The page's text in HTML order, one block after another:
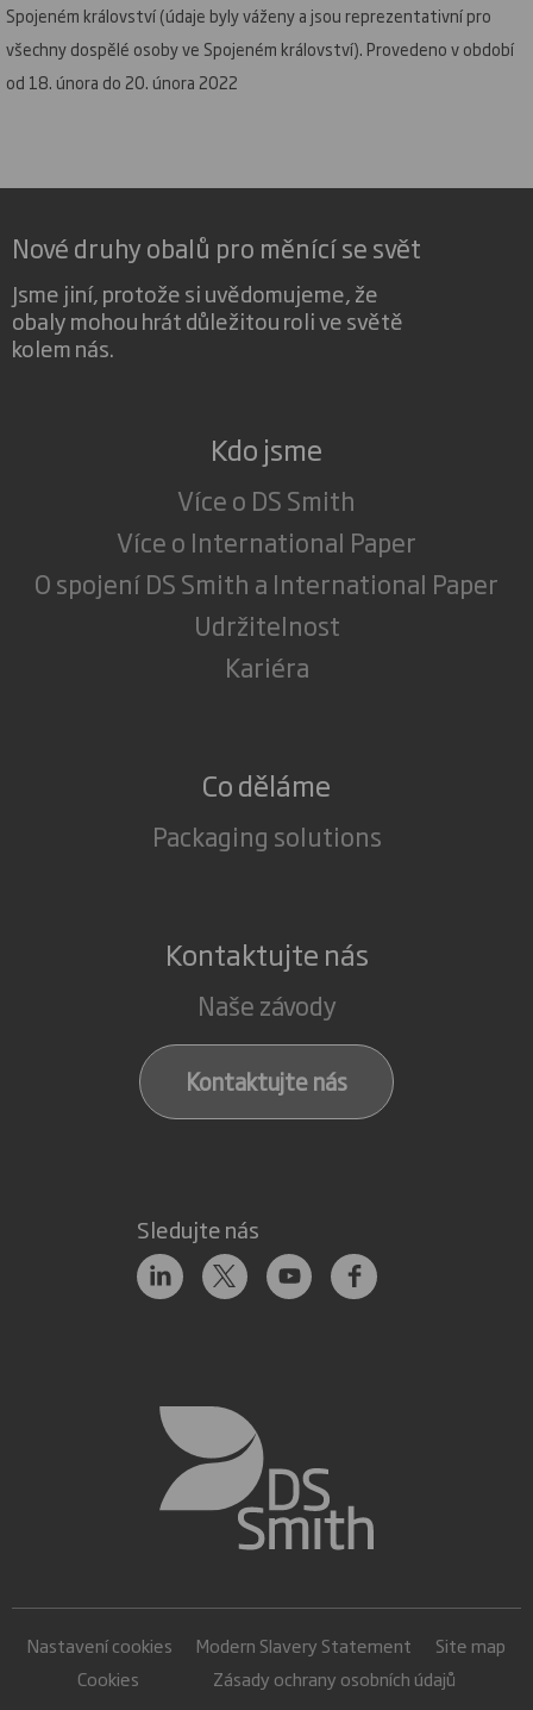
Spojeném království (údaje byly váženy a jsou reprezentativní pro
všechny dospělé osoby ve Spojeném království). Provedeno v období
od 18. února do 20. února 2022
Nové druhy obalů pro měnící se svět
Jsme jiní, protože si uvědomujeme, že
obaly mohou hrát důležitou roli ve světě
kolem nás.
Kdo jsme
Více o DS Smith
Více o International Paper
O spojení DS Smith a International Paper
Udržitelnost
Kariéra
Co děláme
Packaging solutions
Kontaktujte nás
Naše závody
Kontaktujte nás
Sledujte nás
Nastavení cookies Modern Slavery Statement
Site map
Cookies
Zásady ochrany osobních údajů